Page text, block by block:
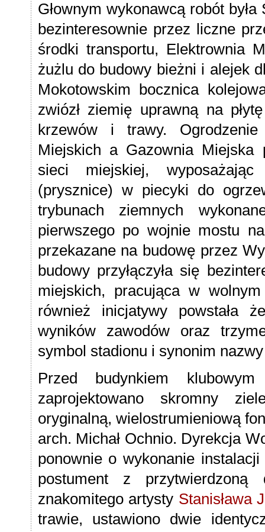
Głownym wykonawcą robót
bezinteresownie przez liczne
środki transportu, Elektrownia
żużlu do budowy bieżni i alejek
Mokotowskim bocznica
zwiózł ziemię uprawną na
krzewów i trawy.
Miejskich a Gazownia Miejska
sieci miejskiej, wyposażając
(prysznice) w piecyki do
trybunach ziemnych
pierwszego po wojnie mostu
przekazane na budowę przez
budowy przyłączyła się
miejskich, pracująca w
również inicjatywy powstała
wyników zawodów oraz
symbol stadionu i synonim
Przed budynkiem
zaprojektowano skromny
oryginalną, wielostrumieniową
arch. Michał Ochnio. Dyrekcja
ponownie o wykonanie
postument z
znakomitego artysty Stanisława
trawie, ustawiono dwie